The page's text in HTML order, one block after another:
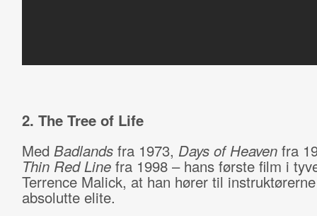
2. The Tree of Life
Med Badlandsfra 1973, Days of Heavenfra
Thin Red Linefra 1998 – hans første film i
Terrence Malick, at han hører til
absolutte elite.